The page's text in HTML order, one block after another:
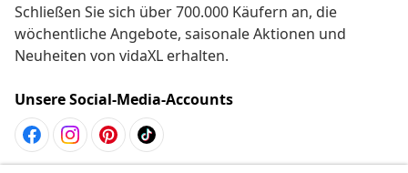
Schließen Sie sich über 700.000 Käufern an, die
wöchentliche Angebote, saisonale Aktionen und
Neuheiten von vidaXL erhalten.
Unsere Social-Media-Accounts